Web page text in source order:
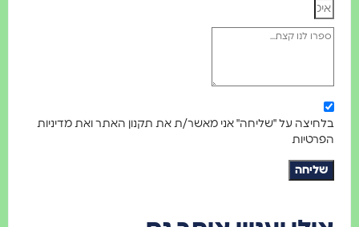
על "שליחה" אני מאשר/ת את תקנון האתר ואת מדיניות